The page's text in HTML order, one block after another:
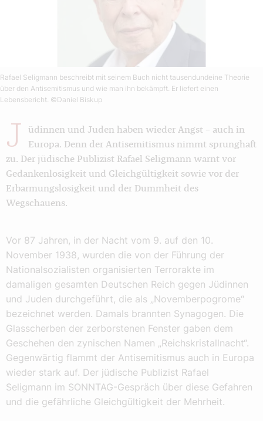
Rafael Seligmann beschreibt mit seinem Buch nicht tausendundeine Theorie
über den Antisemitismus und wie man ihn bekämpft. Er liefert einen
Lebensbericht. ©Daniel Biskup
J
üdinnen und Juden haben wieder Angst – auch in
Europa. Denn der Antisemitismus nimmt sprunghaft
zu. Der jüdische Publizist Rafael Seligmann warnt vor
Gedankenlosigkeit und Gleichgültigkeit sowie vor der
Erbarmungslosigkeit und der Dummheit des
Wegschauens.
Vor 87 Jahren, in der Nacht vom 9. auf den 10.
November 1938, wurden die von der Führung der
Nationalsozialisten organisierten Terrorakte im
damaligen gesamten Deutschen Reich gegen Jüdinnen
und Juden durchgeführt, die als „Novemberpogrome“
bezeichnet werden. Damals brannten Synagogen. Die
Glasscherben der zerborstenen Fenster gaben dem
Geschehen den zynischen Namen „Reichskristallnacht“.
Gegenwärtig flammt der Antisemitismus auch in Europa
wieder stark auf. Der jüdische Publizist Rafael
Seligmann im SONNTAG-Gespräch über diese Gefahren
und die gefährliche Gleichgültigkeit der Mehrheit.